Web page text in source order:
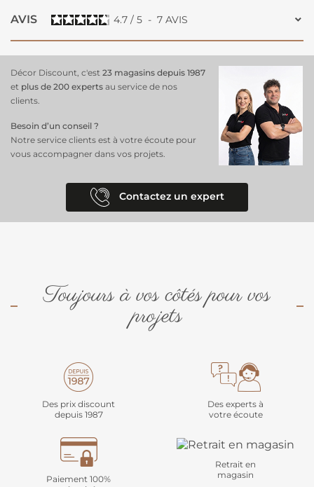
Couleur :
Gris Acier, une teinte moderne et élégante
AVIS 4.7 / 5 - 7 AVIS
Décor Discount, c'est 23 magasins depuis 1987
et plus de 200 experts au service de nos
clients.
Besoin d’un conseil ?
Notre service clients est à votre écoute pour
vous accompagner dans vos projets.
Contactez un expert
Toujours à vos côtés pour vos
projets
Des prix discount
depuis 1987
Des experts à
votre écoute
Paiement 100%
Retrait en
magasin